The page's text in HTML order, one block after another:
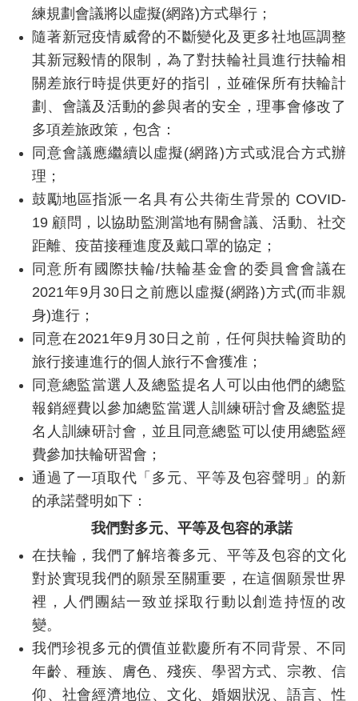
練規劃會議將以虛擬(網路)方式舉行；
隨著新冠疫情威脅的不斷變化及更多社地區調整
其新冠毅情的限制，為了對扶輪社員進行扶輪相
關差旅行時提供更好的指引，並確保所有扶輪計
劃、會議及活動的參與者的安全，理事會修改了
多項差旅政策，包含：
同意會議應繼續以虛擬(網路)方式或混合方式辦
理；
鼓勵地區指派一名具有公共衛生背景的 COVID-
19 顧問，以協助監測當地有關會議、活動、社交
距離、疫苗接種進度及戴口罩的協定；
同意所有國際扶輪/扶輪基金會的委員會會議在
2021年9月 30 日之前應以虛擬(網路)方式(而非親
身)進行；
同意在2021年9 月 30 日之前，任何與扶輪資助的
旅行接連進行的個人旅行不會獲准；
同意總監當選人及總監提名人可以由他們的總監
報銷經費以參加總監當選人訓練研討會及總監提
名人訓練研討會，並且同意總監可以使用總監經
費參加扶輪研習會；
通過了一項取代「多元、平等及包容聲明」的新
的承諾聲明如下：
我們對多元、平等及包容的承諾
在扶輪，我們了解培養多元、平等及包容的文化
對於實現我們的願景至關重要，在這個願景世界
裡，人們團結一致並採取行動以創造持恆的改
變。
我們珍視多元的價值並歡慶所有不同背景、不同
年齡、種族、膚色、殘疾、學習方式、宗教、信
仰、社會經濟地位、文化、婚姻狀況、語言、性